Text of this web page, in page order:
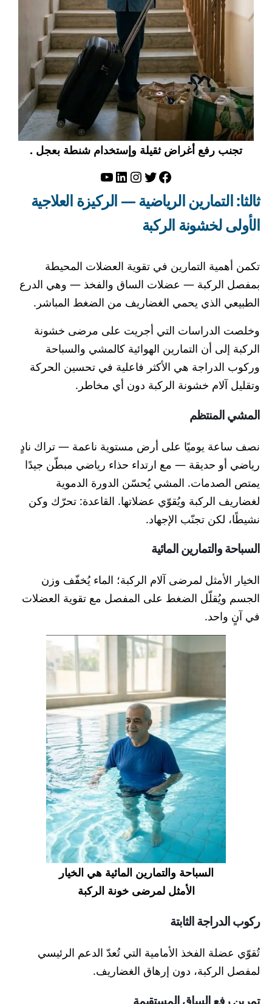
تجنب رفع أغراض ثقيلة وإستخدام شنطة بعجل .
فيسبوك
تويترإنستجرام
لينكد إنيوتيوب
ثالثا: التمارين الرياضية — الركيزة العلاجية
الأولى لخشونة الركبة
تكمن أهمية التمارين في تقوية العضلات المحيطة
بمفصل الركبة — عضلات الساق والفخذ — وهي الدرع
الطبيعي الذي يحمي الغضاريف من الضغط المباشر.
وخلصت الدراسات التي أجريت على مرضى خشونة
الركبة إلى أن التمارين الهوائية كالمشي والسباحة
وركوب الدراجة هي الأكثر فاعلية في تحسين الحركة
وتقليل آلام خشونة الركبة دون أي مخاطر.
المشي المنتظم
نصف ساعة يوميًا على أرض مستوية ناعمة — تراك نادٍ
رياضي أو حديقة — مع ارتداء حذاء رياضي مبطّن جيدًا
يمتص الصدمات. المشي يُحسّن الدورة الدموية
لغضاريف الركبة ويُقوّي عضلاتها. القاعدة: تحرّك وكن
نشيطًا، لكن تجنّب الإجهاد.
السباحة والتمارين المائية
الخيار الأمثل لمرضى آلام الركبة؛ الماء يُخفّف وزن
الجسم ويُقلّل الضغط على المفصل مع تقوية العضلات
في آنٍ واحد.
السباحة والتمارين المائية هي الخيار
الأمثل لمرضى خونة الركبة
ركوب الدراجة الثابتة
تُقوّي عضلة الفخذ الأمامية التي تُعدّ الدعم الرئيسي
لمفصل الركبة، دون إرهاق الغضاريف.
تمرين رفع الساق المستقيمة